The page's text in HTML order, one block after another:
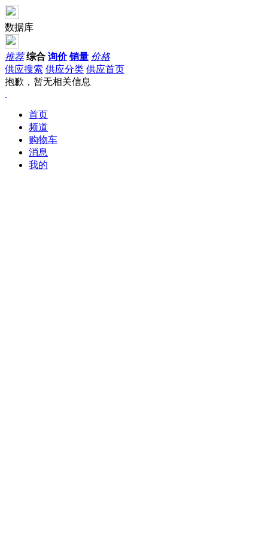
数据库
推荐 综合 询价 销量 价格
供应搜索 供应分类 供应首页
抱歉，暂无相关信息
首页
频道
购物车
消息
我的